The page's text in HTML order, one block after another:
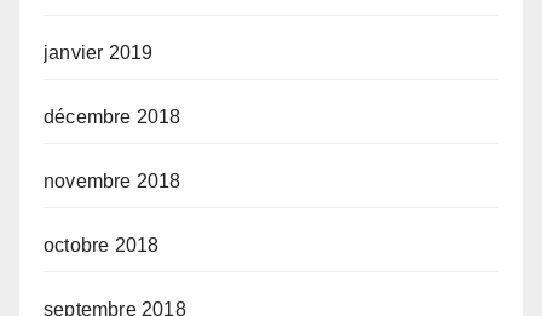
janvier 2019
décembre 2018
novembre 2018
octobre 2018
septembre 2018